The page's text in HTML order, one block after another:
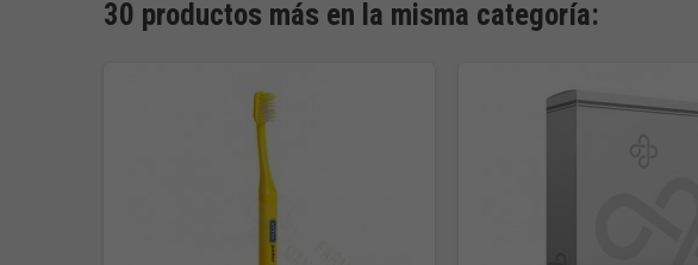
30 productos más en la misma categoría: